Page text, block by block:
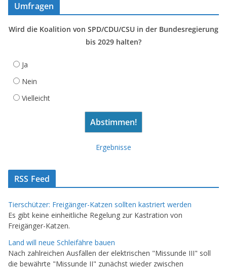
Umfragen
Wird die Koalition von SPD/CDU/CSU in der Bundesregierung
bis 2029 halten?
Ja
Nein
Vielleicht
Ergebnisse
RSS Feed
Tierschützer: Freigänger-Katzen sollten kastriert werden
Es gibt keine einheitliche Regelung zur Kastration von
Freigänger-Katzen.
Land will neue Schleifähre bauen
Nach zahlreichen Ausfällen der elektrischen "Missunde III" soll
die bewährte "Missunde II" zunächst wieder zwischen